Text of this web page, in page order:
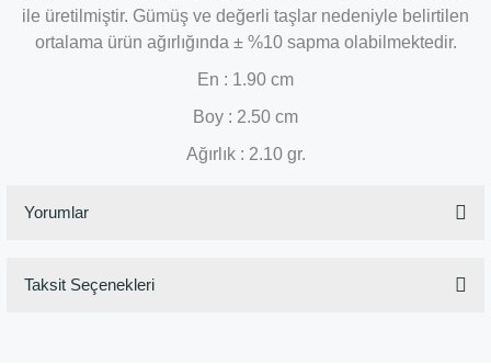
ile üretilmiştir. Gümüş ve değerli taşlar nedeniyle belirtilen
ortalama ürün ağırlığında ± %10 sapma olabilmektedir.
En : 1.90 cm
Boy : 2.50 cm
Ağırlık : 2.10 gr.
Yorumlar
Taksit Seçenekleri